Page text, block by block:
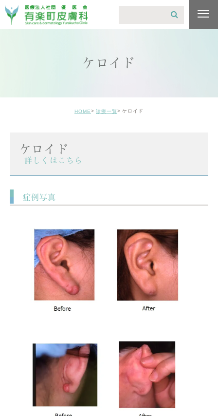
ケロイド
HOME 診療一覧 ケロイド
ケロイド
詳しくはこちら
症例写真